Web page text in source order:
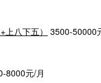
八下五） 3500-50000
8000元/月